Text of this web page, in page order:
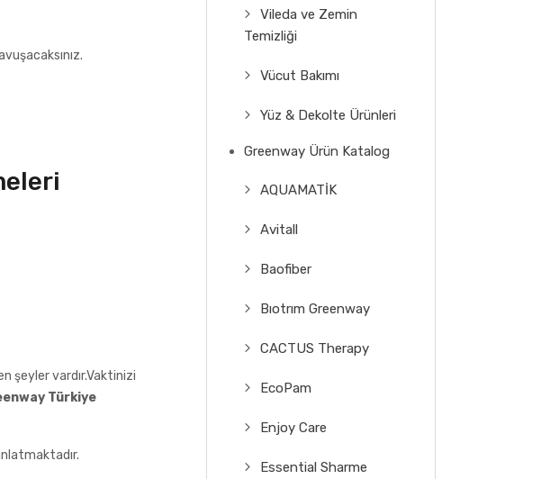
Vileda ve Zemin
Temizliği
Vücut Bakımı
Yüz & Dekolte Ürünleri
Greenway Ürün Katalog
AQUAMATİK
Avitall
Baofiber
Bıotrım Greenway
CACTUS Therapy
EcoPam
Enjoy Care
Essential Sharme
şeyler vardır.Vaktinizi
Türkiye